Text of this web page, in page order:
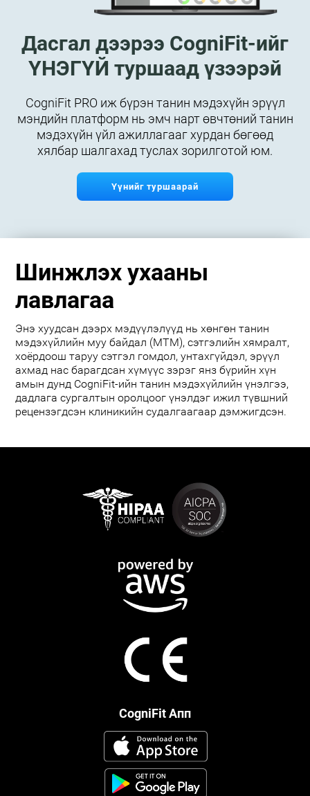
Дасгал дээрээ CogniFit-ийг
ҮНЭГҮЙ туршаад үзээрэй
CogniFit PRO иж бүрэн танин мэдэхүйн эрүүл
мэндийн платформ нь эмч нарт өвчтөний танин
мэдэхүйн үйл ажиллагааг хурдан бөгөөд
хялбар шалгахад туслах зорилготой юм.
Үүнийг туршаарай
Шинжлэх ухааны
лавлагаа
Энэ хуудсан дээрх мэдүүлэлүүд нь хөнгөн танин
мэдэхүйлийн муу байдал (МТМ), сэтгэлийн хямралт,
хоёрдоош таруу сэтгэл гомдол, унтахгүйдэл, эрүүл
ахмад нас барагдсан хүмүүс зэрэг янз бүрийн хүн
амын дунд CogniFit-ийн танин мэдэхүйлийн үнэлгээ,
дадлага сургалтын оролцоог үнэлдэг ижил түвшний
рецензэгдсэн клиникийн судалгаагаар дэмжигдсэн.
CogniFit Апп